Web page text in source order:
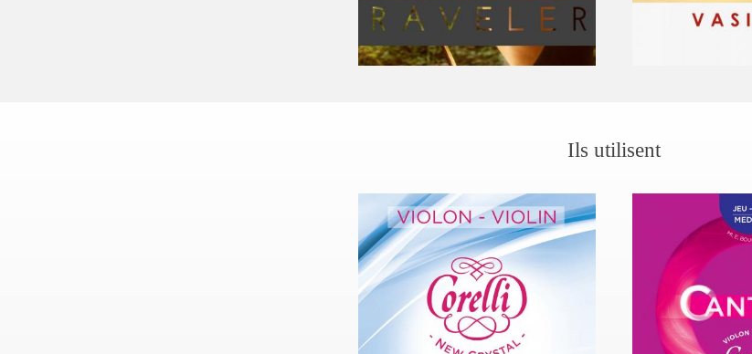
Ils utilisent